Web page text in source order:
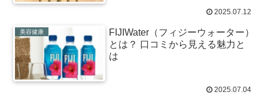
2025.07.12
美容健康
FIJIWater（フィジーウォーター）
とは？ 口コミから見える魅力と
は
2025.07.04